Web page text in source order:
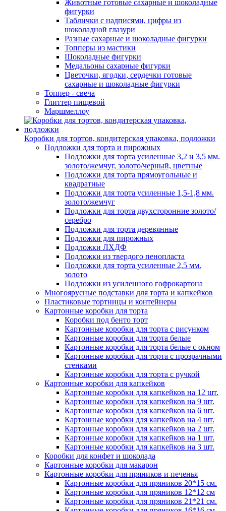
Животные готовые сахарные и шоколадные
фигурки
Таблички с надписями, цифры из
шоколадной глазури
Разные сахарные и шоколадные фигурки
Топперы из мастики
Шоколадные фигурки
Медальоны сахарные фигурки
Цветочки, ягодки, сердечки готовые
сахарные и шоколадные фигурки
Топпер - свеча
Глиттер пищевой
Маршмеллоу
Коробки для тортов, кондитерская упаковка, подложки
Подложки для торта и пирожных
Подложки для торта усиленные 3,2 и 3,5 мм.
золото/жемчуг, золото/черный, цветные
Подложки для торта прямоугольные и
квадратные
Подложки для торта усиленные 1,5-1,8 мм.
золото/жемчуг
Подложки для торта двухсторонние золото/
серебро
Подложки для торта деревянные
Подложки для пирожных
Подложки ЛХДФ
Подложки из твердого пенопласта
Подложки для торта усиленные 2,5 мм.
золото
Подложки из усиленного гофрокартона
Многоярусные подставки для торта и капкейков
Пластиковые тортницы и контейнеры
Картонные коробки для торта
Коробки под бенто торт
Картонные коробки для торта с рисунком
Картонные коробки для торта белые
Картонные коробки для торта белые с окном
Картонные коробки для торта с прозрачными
стенками
Картонные коробки для торта с ручкой
Картонные коробки для капкейков
Картонные коробки для капкейков на 12 шт.
Картонные коробки для капкейков на 9 шт.
Картонные коробки для капкейков на 6 шт.
Картонные коробки для капкейков на 4 шт.
Картонные коробки для капкейков на 2 шт.
Картонные коробки для капкейков на 1 шт.
Картонные коробки для капкейков на 3 шт.
Коробки для конфет и шоколада
Картонные коробки для макарон
Картонные коробки для пряников и печенья
Картонные коробки для пряников 20*15 см.
Картонные коробки для пряников 12*12 см
Картонные коробки для пряников 21*21 см.